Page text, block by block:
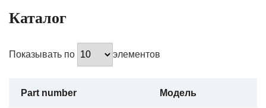
Каталог
Показывать по элементов
Part number Модель